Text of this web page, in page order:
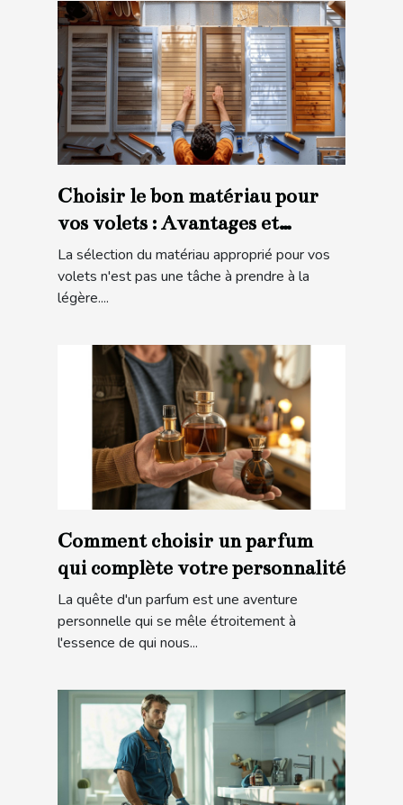
Choisir le bon matériau pour
vos volets : Avantages et
considérations
La sélection du matériau approprié pour vos
volets n'est pas une tâche à prendre à la
légère....
Comment choisir un parfum
qui complète votre personnalité
La quête d'un parfum est une aventure
personnelle qui se mêle étroitement à
l'essence de qui nous...